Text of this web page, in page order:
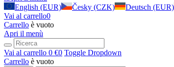
English (EUR)
Česky (CZK) Deutsch (EUR)
Vai al carrello0
Carrello è vuoto
Apri il menù
Vai al carrello 0 €0 Toggle Dropdown
Carrello è vuoto